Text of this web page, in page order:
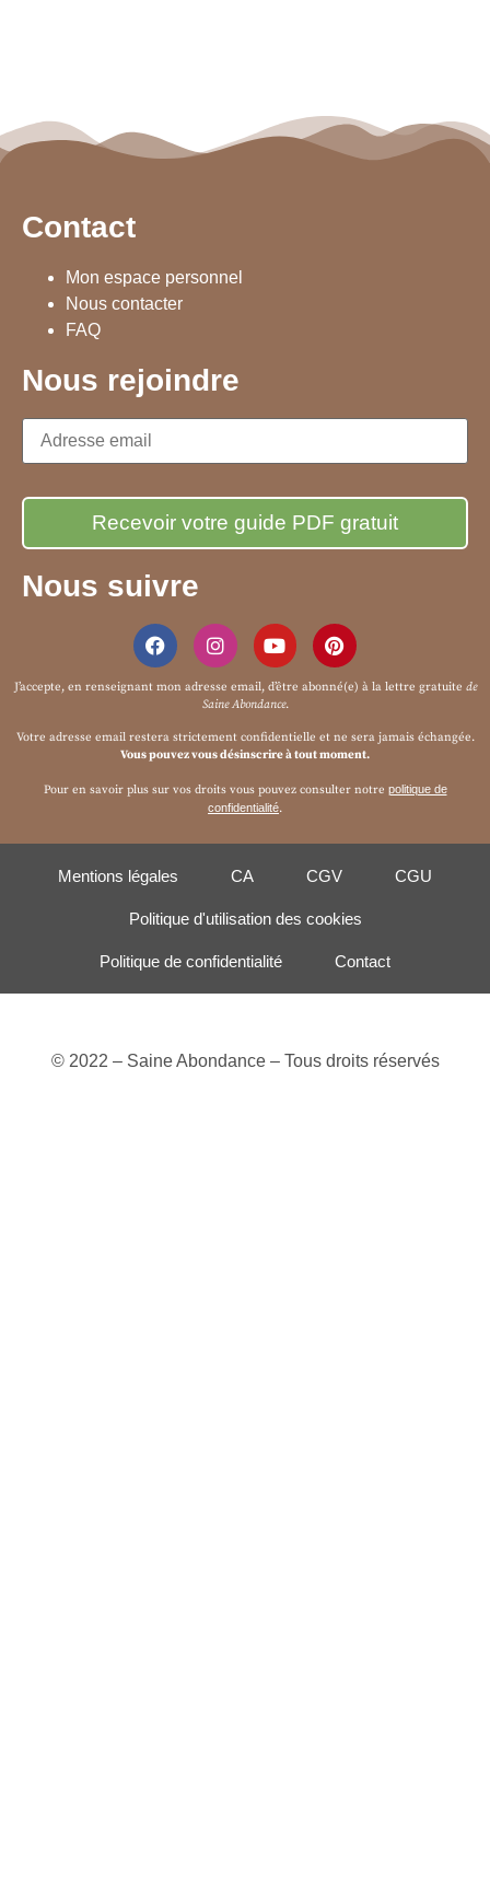
Contact
Mon espace personnel
Nous contacter
FAQ
Nous rejoindre
Nous suivre
J’accepte, en renseignant mon adresse email, d’être abonné(e) à la lettre gratuite de
Saine Abondance.
Votre adresse email restera strictement confidentielle et ne sera jamais échangée.
Vous pouvez vous désinscrire à tout moment.
Pour en savoir plus sur vos droits vous pouvez consulter notre politique de
confidentialité.
Mentions légales CA CGV CGU
Politique d'utilisation des cookies
Politique de confidentialité Contact
© 2022 – Saine Abondance – Tous droits réservés